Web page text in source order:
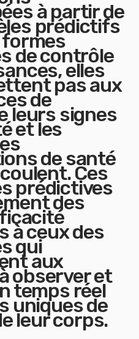
à partir de
prédictifs
de contrôle
elles
pas aux
de
leurs signes
et les
de santé
Ces
prédictives
des
à ceux des
qui
aux
observer et
temps réel
uniques de
leur corps.